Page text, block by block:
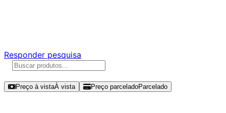
Responder pesquisa
Preço à vistaÀ vista Preço parceladoParcelado